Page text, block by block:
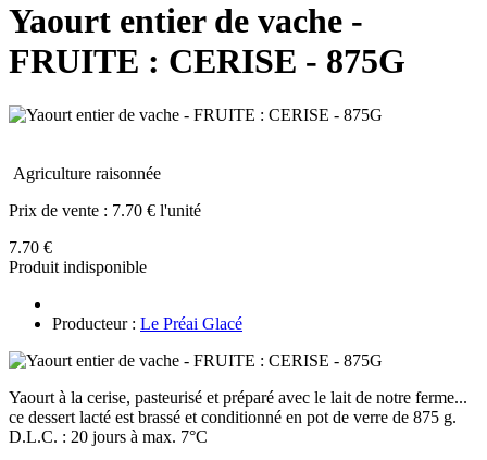
Yaourt entier de vache -
FRUITE : CERISE - 875G
Agriculture raisonnée
Prix de vente : 7.70 € l'unité
7.70 €
Produit indisponible
Producteur : Le Préai Glacé
Yaourt à la cerise, pasteurisé et préparé avec le lait de notre ferme...
ce dessert lacté est brassé et conditionné en pot de verre de 875 g.
D.L.C. : 20 jours à max. 7°C